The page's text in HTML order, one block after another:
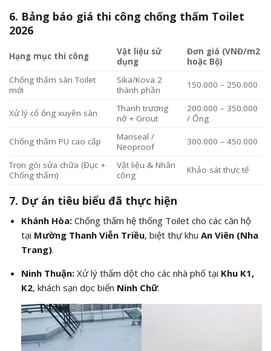
6. Bảng báo giá thi công chống thấm Toilet
2026
Hạng mục thi công
Vật liệu sử
dụng
Đơn giá (VNĐ/m2
hoặc Bộ)
Chống thấm sàn Toilet
mới
Sika/Kova 2
thành phần
150.000 – 250.000
Xử lý cổ ống xuyên sàn
Thanh trương
nở + Grout
200.000 – 350.000
/ Ống
Chống thấm PU cao cấp
Mariseal /
Neoproof
300.000 – 450.000
Trọn gói sửa chữa (Đục +
Chống thấm)
Vật liệu & Nhân
công
Khảo sát thực tế
7. Dự án tiêu biểu đã thực hiện
Khánh Hòa:Chống thấm hệ thống Toilet cho các căn hộ
tại Mường Thanh Viễn Triều, biệt thự khu An Viên (Nha
Trang).
Ninh Thuận:Xử lý thấm dột cho các nhà phố tại Khu K1,
K2, khách sạn dọc biển Ninh Chữ.